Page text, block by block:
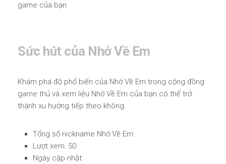
game của bạn.
Sức hút của Nhớ Về Em
Khám phá độ phổ biến của Nhớ Về Em trong cộng đồng
game thủ và xem liệu Nhớ Về Em của bạn có thể trở
thành xu hướng tiếp theo không.
Tổng số nickname Nhớ Về Em:
Lượt xem: 50
Ngày cập nhật: